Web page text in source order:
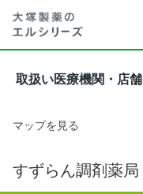
取扱い医療機関・店舗
マップを見る
すずらん調剤薬局